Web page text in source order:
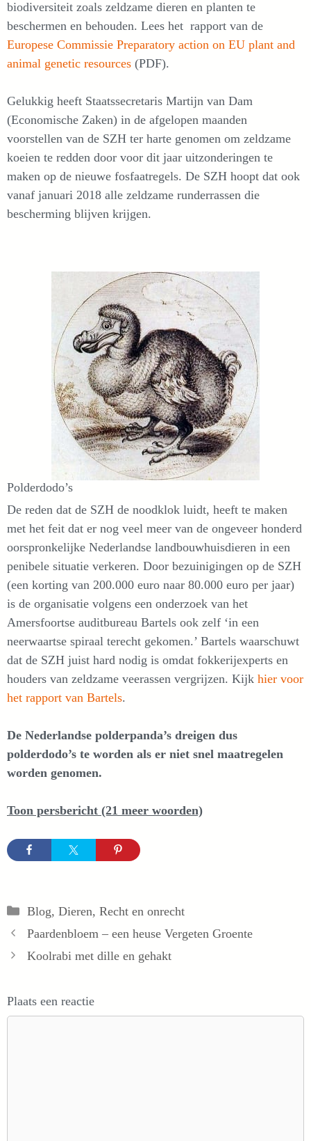
biodiversiteit zoals zeldzame dieren en planten te
beschermen en behouden. Lees het rapport van de
Europese Commissie Preparatory action on EU plant and
animal genetic resources (PDF).
Gelukkig heeft Staatssecretaris Martijn van Dam
(Economische Zaken) in de afgelopen maanden
voorstellen van de SZH ter harte genomen om zeldzame
koeien te redden door voor dit jaar uitzonderingen te
maken op de nieuwe fosfaatregels. De SZH hoopt dat ook
vanaf januari 2018 alle zeldzame runderrassen die
bescherming blijven krijgen.
Polderdodo’s
De reden dat de SZH de noodklok luidt, heeft te maken
met het feit dat er nog veel meer van de ongeveer honderd
oorspronkelijke Nederlandse landbouwhuisdieren in een
penibele situatie verkeren. Door bezuinigingen op de SZH
(een korting van 200.000 euro naar 80.000 euro per jaar)
is de organisatie volgens een onderzoek van het
Amersfoortse auditbureau Bartels ook zelf ‘in een
neerwaartse spiraal terecht gekomen.’ Bartels waarschuwt
dat de SZH juist hard nodig is omdat fokkerijexperts en
houders van zeldzame veerassen vergrijzen. Kijk hier voor
het rapport van Bartels.
De Nederlandse polderpanda’s dreigen dus
polderdodo’s te worden als er niet snel maatregelen
worden genomen.
Toon persbericht (21 meer woorden)
Categorieën
Blog, Dieren, Recht en onrecht
Paardenbloem – een heuse Vergeten Groente
Koolrabi met dille en gehakt
Plaats een reactie